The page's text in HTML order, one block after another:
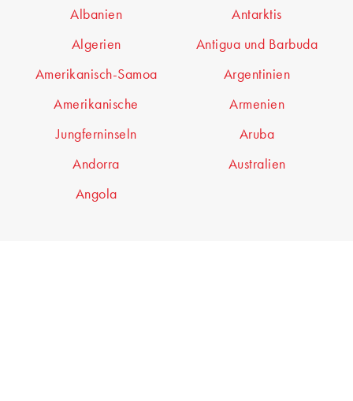
Albanien
Algerien
Amerikanisch-Samoa
Amerikanische
Jungferninseln
Andorra
Angola
Antarktis
Antigua und Barbuda
Argentinien
Armenien
Aruba
Australien